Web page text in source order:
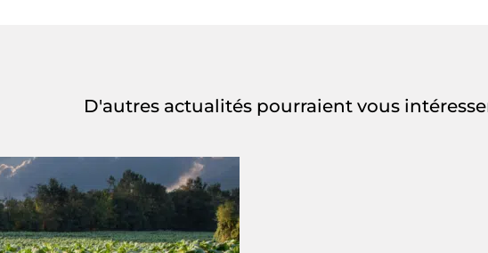
D'autres actualités pourraient vous